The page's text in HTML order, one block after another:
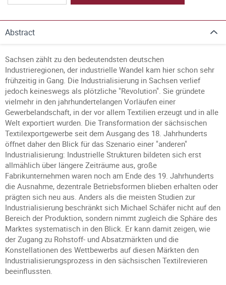
Abstract
Sachsen zählt zu den bedeutendsten deutschen
Industrieregionen, der industrielle Wandel kam hier schon sehr
frühzeitig in Gang. Die Industrialisierung in Sachsen verlief
jedoch keineswegs als plötzliche "Revolution". Sie gründete
vielmehr in den jahrhundertelangen Vorläufen einer
Gewerbelandschaft, in der vor allem Textilien erzeugt und in alle
Welt exportiert wurden. Die Transformation der sächsischen
Textilexportgewerbe seit dem Ausgang des 18. Jahrhunderts
öffnet daher den Blick für das Szenario einer "anderen"
Industrialisierung: Industrielle Strukturen bildeten sich erst
allmählich über längere Zeiträume aus, große
Fabrikunternehmen waren noch am Ende des 19. Jahrhunderts
die Ausnahme, dezentrale Betriebsformen blieben erhalten oder
prägten sich neu aus. Anders als die meisten Studien zur
Industrialisierung beschränkt sich Michael Schäfer nicht auf den
Bereich der Produktion, sondern nimmt zugleich die Sphäre des
Marktes systematisch in den Blick. Er kann damit zeigen, wie
der Zugang zu Rohstoff- und Absatzmärkten und die
Konstellationen des Wettbewerbs auf diesen Märkten den
Industrialisierungsprozess in den sächsischen Textilrevieren
beeinflussten.